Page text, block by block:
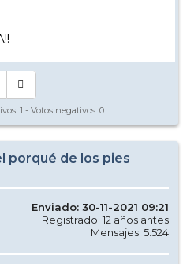
1 - Votos negativos: 0
porqué de los pies
Enviado: 30-11-2021 09:21
Registrado: 12 años antes
Mensajes: 5.524